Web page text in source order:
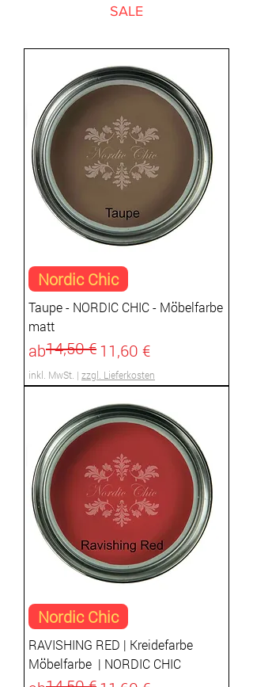
SALE
Nordic Chic
Taupe - NORDIC CHIC - Möbelfarbe
matt
ab
Standardpreis
14,50 €11,60 €
Sale-Preis
inkl. MwSt. | zzgl. Lieferkosten
Nordic Chic
RAVISHING RED | Kreidefarbe
Möbelfarbe | NORDIC CHIC